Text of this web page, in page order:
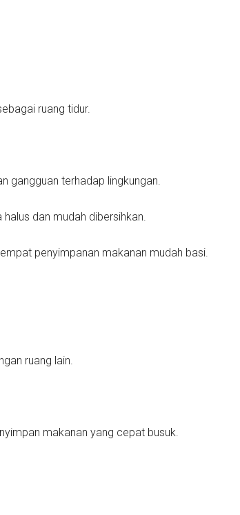
ruang tidur.
terhadap lingkungan.
dan mudah dibersihkan.
penyimpanan makanan mudah basi.
ruang lain.
makanan yang cepat busuk.